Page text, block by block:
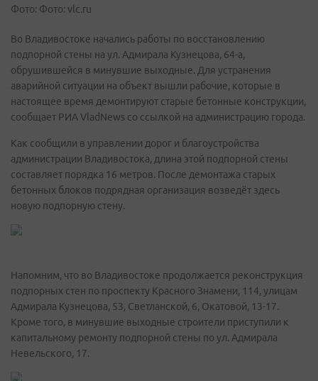
Фото: Фото: vlc.ru
Во Владивостоке начались работы по восстановлению
подпорной стены на ул. Адмирала Кузнецова, 64-а,
обрушившейся в минувшие выходные. Для устранения
аварийной ситуации на объект вышли рабочие, которые в
настоящее время демонтируют старые бетонные конструкции,
сообщает РИА VladNews со ссылкой на администрацию города.
Как сообщили в управлении дорог и благоустройства
администрации Владивостока, длина этой подпорной стены
составляет порядка 16 метров. После демонтажа старых
бетонных блоков подрядная организация возведёт здесь
новую подпорную стену.
Напомним, что во Владивостоке продолжается реконструкция
подпорных стен по проспекту Красного Знамени, 114, улицам
Адмирала Кузнецова, 53, Светланской, 6, Окатовой, 13-17.
Кроме того, в минувшие выходные строители приступили к
капитальному ремонту подпорной стены по ул. Адмирала
Невельского, 17.